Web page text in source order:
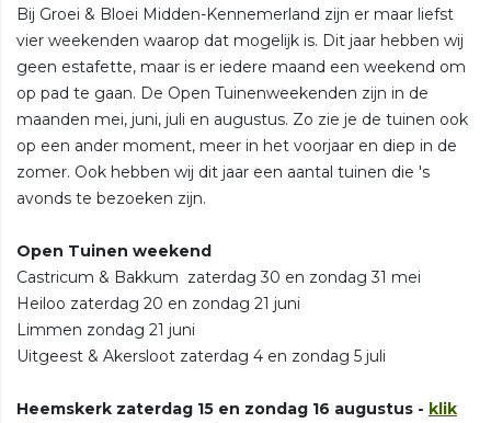
Bij Groei & Bloei Midden-Kennemerland zijn er maar liefst
vier weekenden waarop dat mogelijk is. Dit jaar hebben wij
geen estafette, maar is er iedere maand een weekend om
op pad te gaan. De Open Tuinenweekenden zijn in de
maanden mei, juni, juli en augustus. Zo zie je de tuinen ook
op een ander moment, meer in het voorjaar en diep in de
zomer. Ook hebben wij dit jaar een aantal tuinen die 's
avonds te bezoeken zijn.
Open Tuinen weekend
Castricum & Bakkum zaterdag 30 en zondag 31 mei
Heiloo zaterdag 20 en zondag 21 juni
Limmen zondag 21 juni
Uitgeest & Akersloot zaterdag 4 en zondag 5 juli
Heemskerk zaterdag 15 en zondag 16 augustus - klik